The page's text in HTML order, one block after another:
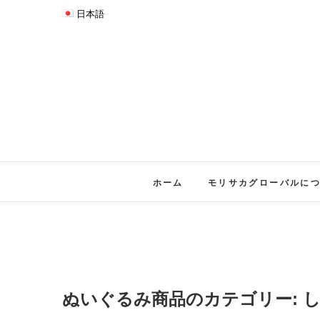
日本語
ホーム モリサカグローバルに
ぬいぐるみ商品のカテゴリー: